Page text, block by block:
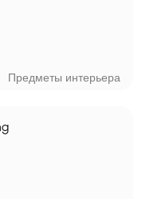
Предметы интерьера